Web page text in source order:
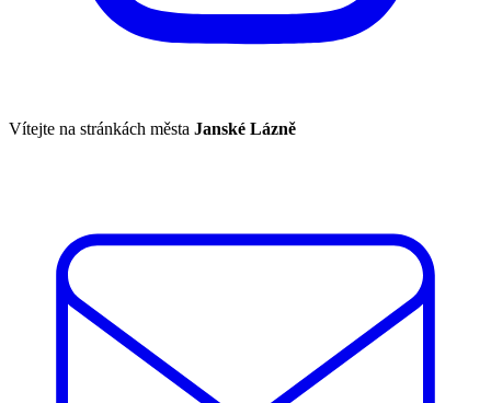
Vítejte na stránkách města Janské Lázně